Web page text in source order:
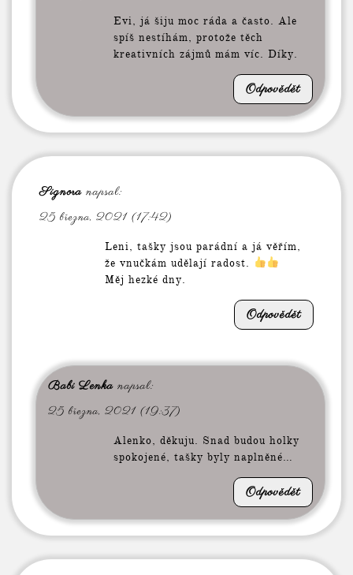
Evi, já šiju moc ráda a často. Ale
spíš nestíhám, protože těch
kreativních zájmů mám víc. Díky.
Odpovědět
Signora napsal:
25 března, 2021 (17:42)
Leni, tašky jsou parádní a já věřím,
že vnučkám udělají radost.
Měj hezké dny.
Odpovědět
Babi Lenka napsal:
25 března, 2021 (19:37)
Alenko, děkuju. Snad budou holky
spokojené, tašky byly naplněné…
Odpovědět